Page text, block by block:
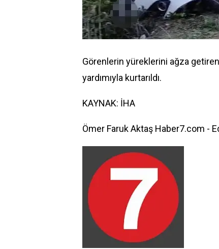
Görenlerin yüreklerini ağza
yardımıyla kurtarıldı.
KAYNAK: İHA
Ömer Faruk Aktaş Haber7.com -